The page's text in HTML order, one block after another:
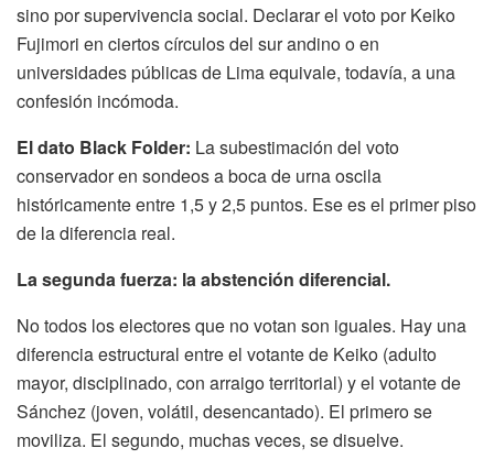
sino por supervivencia social. Declarar el voto por Keiko
Fujimori en ciertos círculos del sur andino o en
universidades públicas de Lima equivale, todavía, a una
confesión incómoda.
El dato Black Folder: La subestimación del voto
conservador en sondeos a boca de urna oscila
históricamente entre 1,5 y 2,5 puntos. Ese es el primer piso
de la diferencia real.
La segunda fuerza: la abstención diferencial.
No todos los electores que no votan son iguales. Hay una
diferencia estructural entre el votante de Keiko (adulto
mayor, disciplinado, con arraigo territorial) y el votante de
Sánchez (joven, volátil, desencantado). El primero se
moviliza. El segundo, muchas veces, se disuelve.